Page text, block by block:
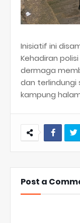
​Inisiatif ini
Kehadiran
dermaga
dan terlindungi
kampung
Post a